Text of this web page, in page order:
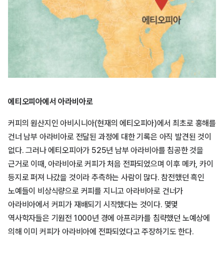
에티오피아에서 아라비아로
커피의 원산지인 아비시니아(현재의 에티오피아)에서 최초로 홍해를
건너 남부 아라비아로 전달된 과정에 대한 기록은 아직 발견된 것이
없다. 그러나 에티오피아가 525년 남부 아라비아를 침공한 것을
근거로 이때, 아라비아로 커피가 처음 전파되었으며 이후 메카, 카이
등지로 퍼져 나갔을 것이라 추측하는 사람이 많다. 참전했던 흑인
노예들이 비상식량으로 커피를 지니고 아라비아로 건너가
아라비아에서 커피가 재배되기 시작했다는 것이다. 몇몇
역사학자들은 기원전 1000년 경에 아프리카를 침략했던 노예상에
의해 이미 커피가 아라비아에 전파되었다고 주장하기도 한다.